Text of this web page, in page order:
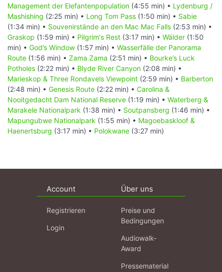
Management der Elefantenpopulation (4:55 min) • Lydenburg /
Mashishing (2:25 min) • Long Tom Pass (1:50 min) • Sabie
(1:34 min) • Souvenirstände an den Mac Mac Falls (2:53 min) •
Graskop (1:59 min) • Pilgrim's Rest (3:17 min) • Wälder (1:50
min) • God’s Window (1:57 min) • Wasserfälle der Panorama
Route (1:56 min) • Zama Zama (2:51 min) • Bourke’s Luck
Potholes (2:22 min) • Blyde River Canyon (2:08 min) •
Marieskop & Three Rondavels Viewpoint (2:59 min) • Barberton
(2:48 min) • Genesis Route (2:22 min) • Carolina &
Nooitgedacht Dam National Reserve (1:19 min) • Waterberg &
Marakele Nationalpark (1:38 min) • Soutpansberg (1:46 min) •
Mapungubwe Nationalpark (1:55 min) • Magoebaskloof &
Haenertsburg (3:17 min) • Polokwane (3:27 min)
Account
Registrieren
Login
Über uns
Preise und
Bedingungen
Audiowalk-
Award
Pressematerial